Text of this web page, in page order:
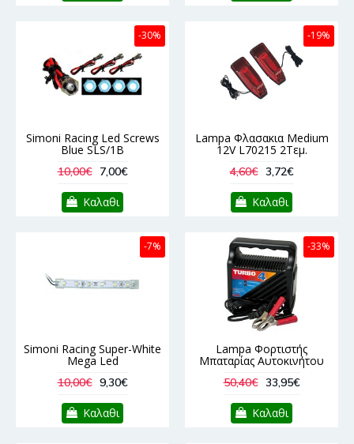
-30%
Simoni Racing Led Screws
Blue SLS/1B
10,00€ 7,00€
Καλαθι
-19%
Lampa Φλασακια Medium
12V L70215 2Τεμ.
4,60€ 3,72€
Καλαθι
-7%
Simoni Racing Super-White
Mega Led
10,00€ 9,30€
Καλαθι
-33%
Lampa Φορτιστής
Μπαταρίας Αυτοκινήτου
50,40€ 33,95€
Καλαθι